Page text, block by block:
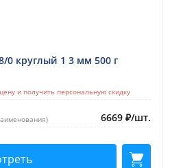
0 круглый 1 3 мм 500 г
и получить персональную скидку
6669 ₽/шт.